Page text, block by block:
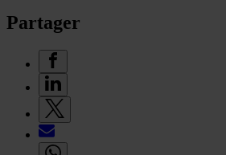
Partager